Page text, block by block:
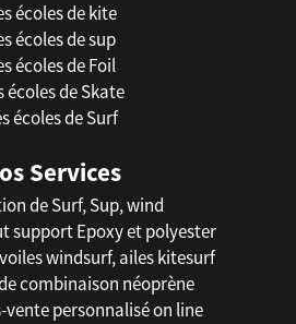
écoles de kite
écoles de sup
écoles de Foil
écoles de Skate
écoles de Surf
Services
de Surf, Sup, wind
support Epoxy et polyester
windsurf, ailes kitesurf
combinaison néoprène
vente personnalisé on line